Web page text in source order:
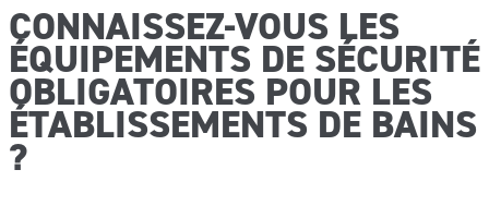
CONNAISSEZ-VOUS LES
ÉQUIPEMENTS DE SÉCURITÉ
OBLIGATOIRES POUR LES
ÉTABLISSEMENTS DE BAINS
?